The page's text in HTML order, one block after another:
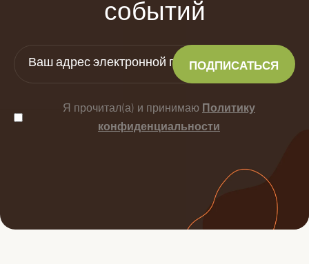
событий
Я прочитал(а) и принимаю Политику
конфиденциальности